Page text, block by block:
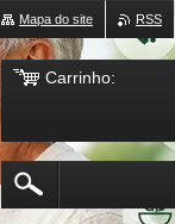
RSS
Mapa do site
Carrinho: